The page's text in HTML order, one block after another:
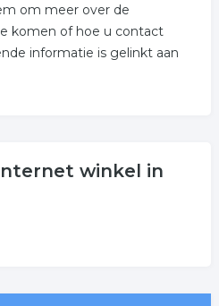
om meer over de
komen of hoe u contact
informatie is gelinkt aan
winkel in